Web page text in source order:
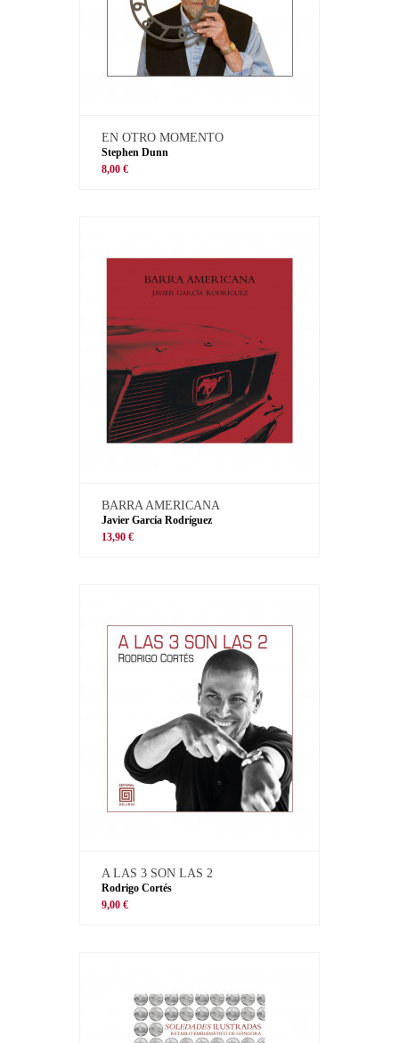
EN OTRO MOMENTO
Stephen Dunn
8,00 €
BARRA AMERICANA
Javier García Rodríguez
13,90 €
A LAS 3 SON LAS 2
Rodrigo Cortés
9,00 €